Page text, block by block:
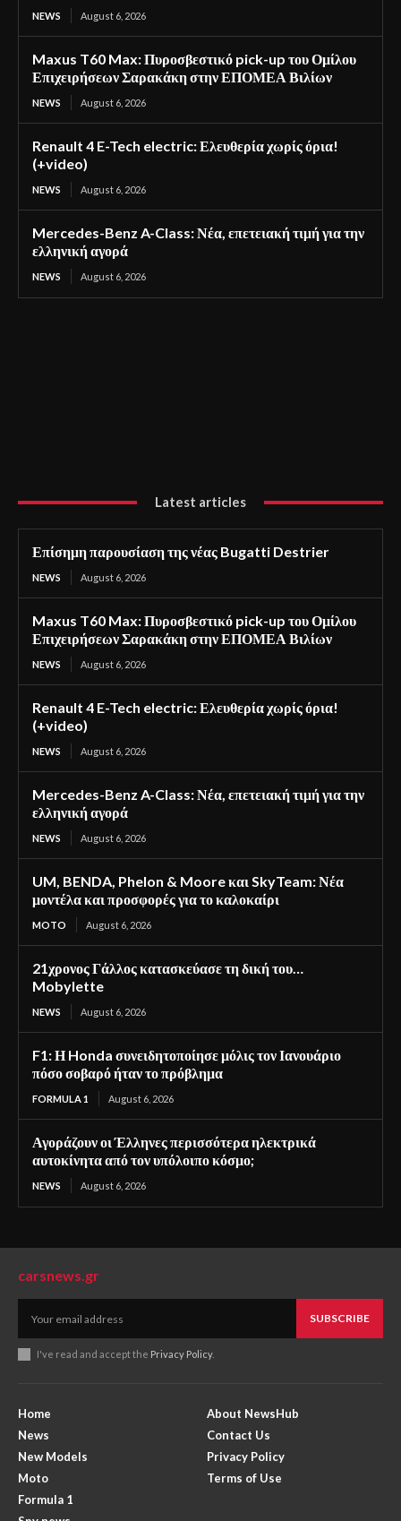
NEWS August 6, 2026
Maxus T60 Max: Πυροσβεστικό pick-up του Ομίλου
Επιχειρήσεων Σαρακάκη στην ΕΠΟΜΕΑ Βιλίων
NEWS August 6, 2026
Renault 4 E-Tech electric: Ελευθερία χωρίς όρια!
(+video)
NEWS August 6, 2026
Mercedes-Benz A-Class: Νέα, επετειακή τιμή για την
ελληνική αγορά
NEWS August 6, 2026
Latest articles
Επίσημη παρουσίαση της νέας Bugatti Destrier
NEWS August 6, 2026
Maxus T60 Max: Πυροσβεστικό pick-up του Ομίλου
Επιχειρήσεων Σαρακάκη στην ΕΠΟΜΕΑ Βιλίων
NEWS August 6, 2026
Renault 4 E-Tech electric: Ελευθερία χωρίς όρια!
(+video)
NEWS August 6, 2026
Mercedes-Benz A-Class: Νέα, επετειακή τιμή για την
ελληνική αγορά
NEWS August 6, 2026
UM, BENDA, Phelon & Moore και SkyTeam: Νέα
μοντέλα και προσφορές για το καλοκαίρι
MOTO August 6, 2026
21χρονος Γάλλος κατασκεύασε τη δική του…
Mobylette
NEWS August 6, 2026
F1: Η Honda συνειδητοποίησε μόλις τον Ιανουάριο
πόσο σοβαρό ήταν το πρόβλημα
FORMULA 1 August 6, 2026
Αγοράζουν οι Έλληνες περισσότερα ηλεκτρικά
αυτοκίνητα από τον υπόλοιπο κόσμο;
NEWS August 6, 2026
carsnews.gr
SUBSCRIBE
I've read and accept the Privacy Policy.
Home
News
New Models
Moto
Formula 1
About NewsHub
Contact Us
Privacy Policy
Terms of Use